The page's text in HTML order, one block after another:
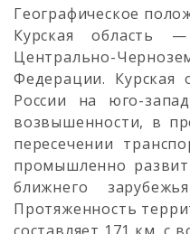
Географическое
Курская
Центрально-
Федерации. Курская
России на юго-
возвышенности, в
пересечении
промышленно
ближнего
Протяженность